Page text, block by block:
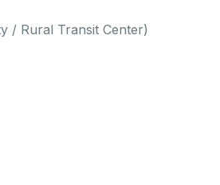
/ Rural Transit Center)